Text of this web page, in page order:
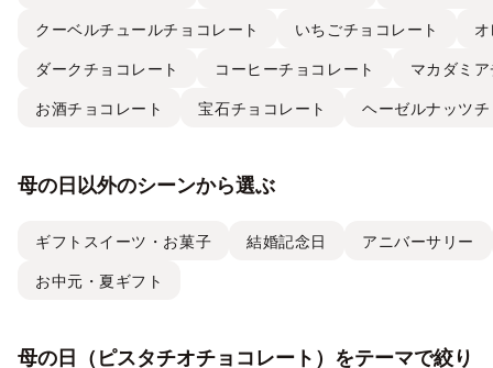
クーベルチュールチョコレート いちごチョコレート
ダークチョコレート コーヒーチョコレート マカダミ
お酒チョコレート 宝石チョコレート ヘーゼルナッツ
母の日以外のシーンから選ぶ
ギフトスイーツ・お菓子 結婚記念日 アニバーサリー
お中元・夏ギフト
母の日（ピスタチオチョコレート）をテーマで絞り